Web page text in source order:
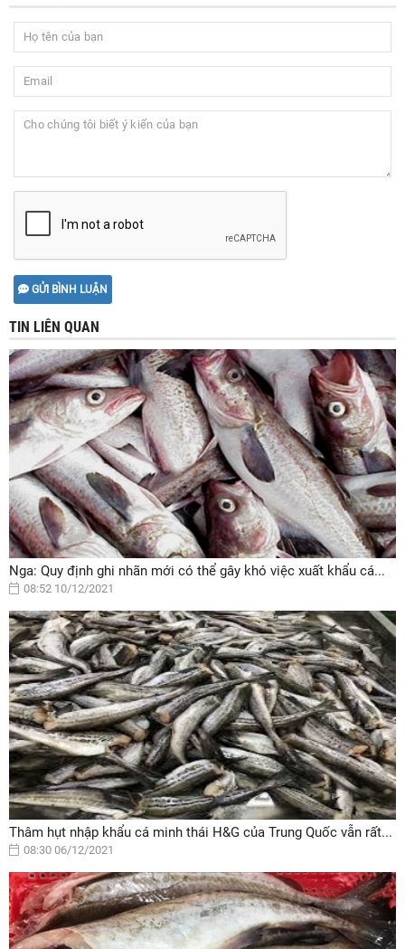
GỬI BÌNH LUẬN
TIN LIÊN QUAN
Nga: Quy định ghi nhãn mới có thể gây khó việc xuất khẩu cá...
08:52 10/12/2021
Thâm hụt nhập khẩu cá minh thái H&G của Trung Quốc vẫn rất...
08:30 06/12/2021